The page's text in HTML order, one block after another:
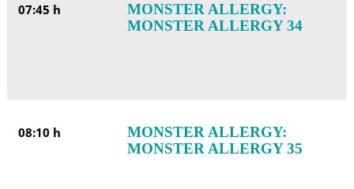
07:45 h
MONSTER ALLERGY:
MONSTER ALLERGY 34
08:10 h
MONSTER ALLERGY:
MONSTER ALLERGY 35